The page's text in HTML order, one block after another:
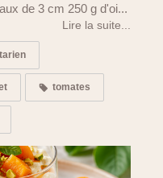
de 3 cm 250 g d'oi...
Lire la suite...
tomates